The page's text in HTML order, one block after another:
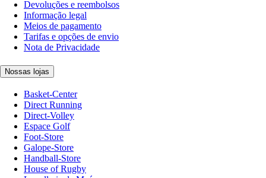
Devoluções e reembolsos
Informação legal
Meios de pagamento
Tarifas e opções de envio
Nota de Privacidade
Nossas lojas
Basket-Center
Direct Running
Direct-Volley
Espace Golf
Foot-Store
Galope-Store
Handball-Store
House of Rugby